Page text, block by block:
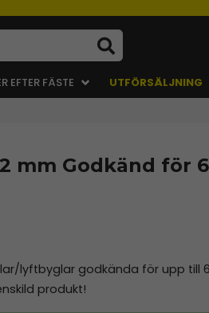
EFTER FÄSTE UTFÖRSÄLJNING
mm Godkänd för
lyftbyglar godkända för upp till
produkt!